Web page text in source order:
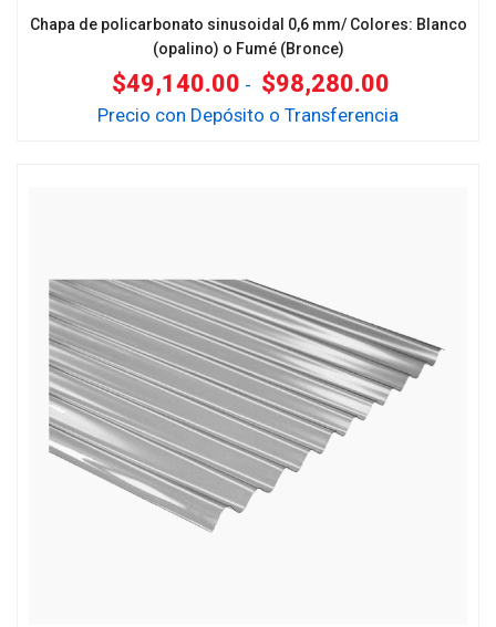
Chapa de policarbonato sinusoidal 0,6 mm/ Colores: Blanco
(opalino) o Fumé (Bronce)
$49,140.00 - $98,280.00
Precio con Depósito o Transferencia